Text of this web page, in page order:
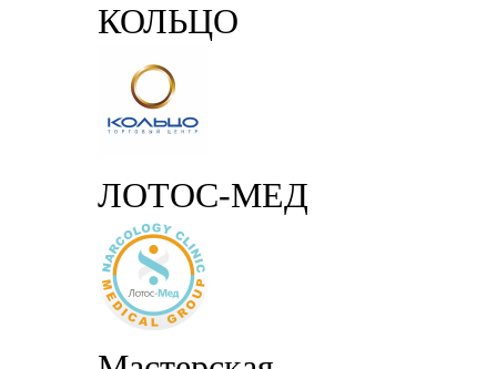
КОЛЬЦО
ЛОТОС-МЕД